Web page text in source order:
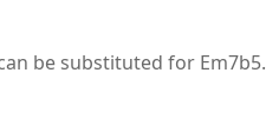
be substituted for Em7b5.